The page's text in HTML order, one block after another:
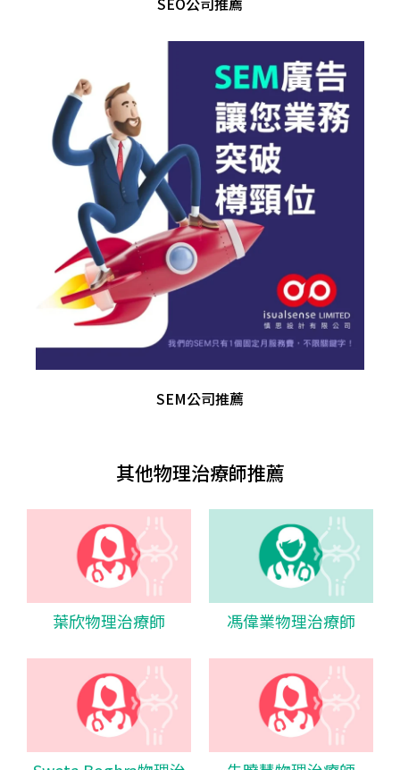
SEM公司推薦
其他物理治療師推薦
葉欣物理治療師 馮偉業物理治療師